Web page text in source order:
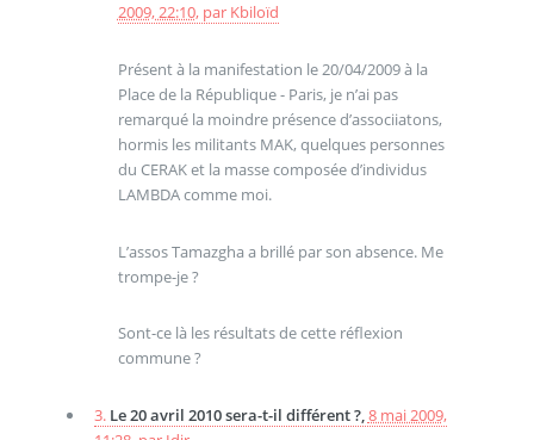
2009, 22:10, par Kbiloïd
Présent à la manifestation le 20/04/2009 à la
Place de la République - Paris, je n’ai pas
remarqué la moindre présence d’associiatons,
hormis les militants MAK, quelques personnes
du CERAK et la masse composée d’individus
LAMBDA comme moi.
L’assos Tamazgha a brillé par son absence. Me
trompe-je ?
Sont-ce là les résultats de cette réflexion
commune ?
3. Le 20 avril 2010 sera-t-il différent ?,8 mai 2009,